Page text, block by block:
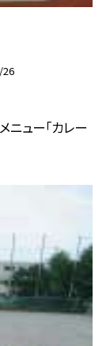
ニュー「カレー